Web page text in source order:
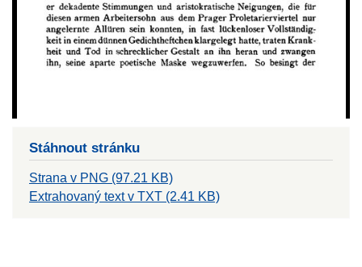
Stáhnout stránku
Strana v PNG (97.21 KB)
Extrahovaný text v TXT (2.41 KB)